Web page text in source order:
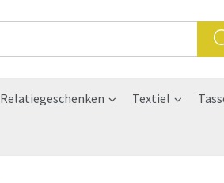
Relatiegeschenken Textiel